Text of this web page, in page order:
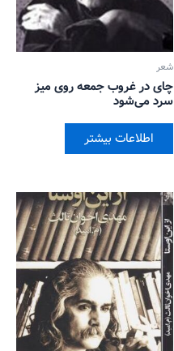
شعر
چای در غروب جمعه روی میز
سرد می‌شود
اطلاعات بیشتر